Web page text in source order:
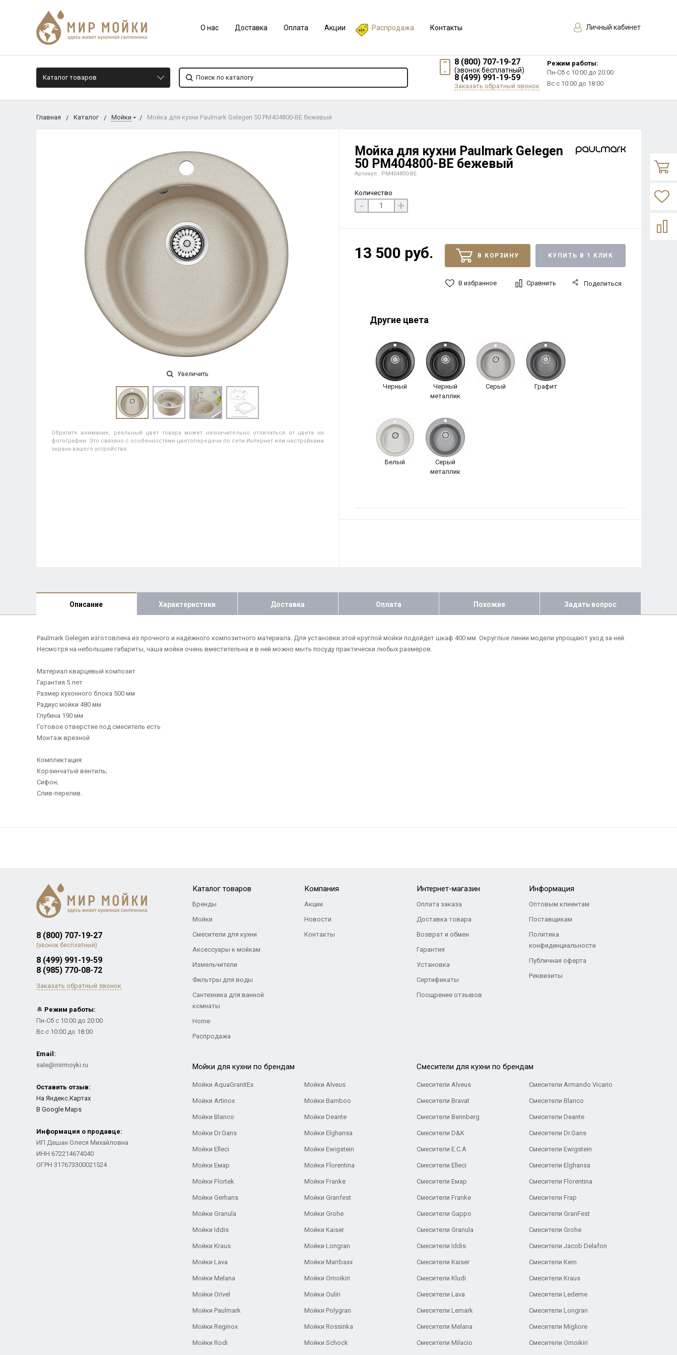
О нас Доставка Оплата Акции Распродажа Контакты Личный кабинет
Каталог товаров
8 (800) 707-19-27
(звонок бесплатный)
8 (499) 991-19-59
Заказать обратный звонок
Режим работы:
Пн-Сб с 10:00 до 20:00
Вс с 10:00 до 18:00
Главная Каталог Мойки Мойка для кухни Paulmark Gelegen 50 PM404800-BE бежевый
Увеличить
Обратите внимание, реальный цвет товара может незначительно отличаться от цвета на
фотографии. Это связано с особенностями цветопередачи по сети Интернет или настройками
экрана вашего устройства.
Мойка для кухни Paulmark Gelegen
50 PM404800-BE бежевый
Артикул : PM404800-BE
Количество
- +
13 500 руб. В КОРЗИНУ КУПИТЬ В 1 КЛИК
В избранное Сравнить Поделиться
Другие цвета
Черный
Черный
металлик
Серый Графит
Белый
Серый
металлик
Описание Характеристики Доставка Оплата Похожие Задать вопрос
Paulmark Gelegen изготовлена из прочного и надёжного композитного материала. Для установки этой круглой мойки подойдет шкаф 400 мм. Округлые линии модели упрощают уход за ней.
Несмотря на небольшие габариты, чаша мойки очень вместительна и в ней можно мыть посуду практически любых размеров.
Материал кварцевый композит
Гарантия 5 лет
Размер кухонного блока 500 мм
Радиус мойки 480 мм
Глубина 190 мм
Готовое отверстие под смеситель есть
Монтаж врезной
Комплектация:
Корзинчатый вентиль;
Сифон;
Слив-перелив.
8 (800) 707-19-27
(звонок бесплатный)
8 (499) 991-19-59
8 (985) 770-08-72
Заказать обратный звонок
🔔 Режим работы:
Пн-Сб с 10:00 до 20:00
Вс с 10:00 до 18:00
Email:
sale@mirmoyki.ru
Оставить отзыв:
На Яндекс.Картах
В Google Maps
Информация о продавце:
ИП Дешан Олеся Михайловна
ИНН 672214674040
ОГРН 317673300021524
Каталог товаров
Бренды
Мойки
Смесители для кухни
Аксессуары к мойкам
Измельчители
Фильтры для воды
Сантехника для ванной
комнаты
Home
Распродажа
Компания
Акции
Новости
Контакты
Интернет-магазин
Оплата заказа
Доставка товара
Возврат и обмен
Гарантия
Установка
Сертификаты
Поощрение отзывов
Информация
Оптовым клиентам
Поставщикам
Политика
конфиденциальности
Публичная оферта
Реквизиты
Мойки для кухни по брендам
Мойки AquaGranitEx Мойки Alveus
Мойки Artinox Мойки Bamboo
Мойки Blanco Мойки Deante
Мойки Dr.Gans Мойки Elghansa
Мойки Elleci Мойки Ewigstein
Мойки Емар Мойки Florentina
Мойки Flortek Мойки Franke
Мойки Gerhans Мойки Granfest
Мойки Granula Мойки Grohe
Мойки Iddis Мойки Kaiser
Мойки Kraus Мойки Longran
Мойки Lava Мойки Marrbaxx
Мойки Melana Мойки Omoikiri
Мойки Orivel Мойки Oulin
Мойки Paulmark Мойки Polygran
Мойки Reginox Мойки Rossinka
Мойки Rodi Мойки Schock
Cмесители для кухни по брендам
Смесители Alveus Смесители Armando Vicario
Смесители Bravat Смесители Blanco
Смесители Bennberg Смесители Deante
Смесители D&K Смесители Dr.Gans
Смесители E.C.A Cмесители Ewigstein
Смесители Elleci Смесители Elghansa
Смесители Емар Смесители Florentina
Смесители Franke Смесители Frap
Смесители Gappo Смесители GranFest
Смесители Granula Смесители Grohe
Смесители Iddis Смесители Jacob Delafon
Смесители Kaiser Смесители Kern
Смесители Kludi Смесители Kraus
Смесители Lava Смесители Ledeme
Смесители Lemark Смесители Longran
Смесители Melana Смесители Migliore
Смесители Milacio Смесители Omoikiri